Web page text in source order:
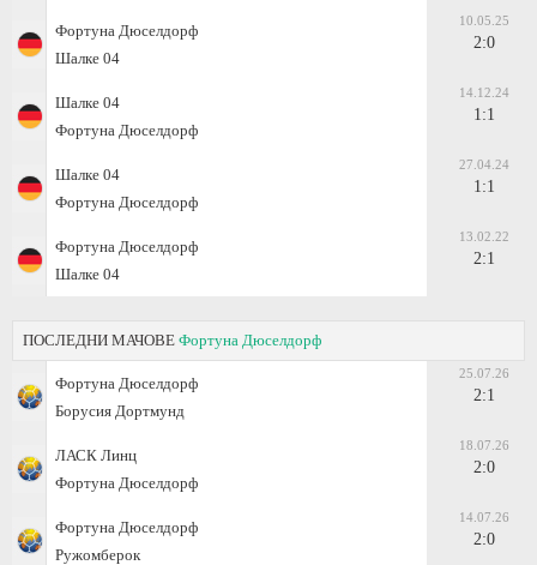
Фортуна Дюселдорф
Шалке 04
10.05.25
2:0
Шалке 04
Фортуна Дюселдорф
14.12.24
1:1
Шалке 04
Фортуна Дюселдорф
27.04.24
1:1
Фортуна Дюселдорф
Шалке 04
13.02.22
2:1
ПОСЛЕДНИ МАЧОВЕ Фортуна Дюселдорф
Фортуна Дюселдорф
Борусия Дортмунд
25.07.26
2:1
ЛАСК Линц
Фортуна Дюселдорф
18.07.26
2:0
Фортуна Дюселдорф
Ружомберок
14.07.26
2:0